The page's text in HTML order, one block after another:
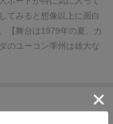
恵があります。しかし、
は有限。そして、先の手
あろうゲートの客を文字
（その分のお金は必要で
ックして燃料を増やさな
合が異様に高いため、
さなければなりません。
ムです。 ただし，ただ拾
単純ですが，このゲーム
いくつかあり，そこがゲ
になっています。
ートの選択ですが，基本
うか？
てみると想像以上に面白
【舞台は1979年の夏、カ
のユーコン準州は雄大な
プレイヤーはユーコン・
となり、州都であるホワ
ュークさんは父親がユー